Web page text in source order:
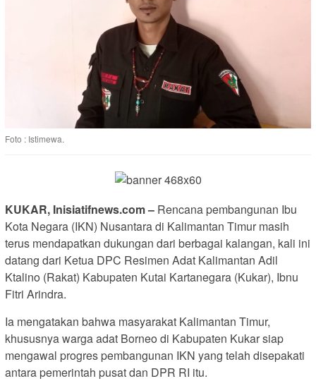
Foto : Istimewa.
KUKAR, Inisiatifnews.com – Rencana pembangunan Ibu
Kota Negara (IKN) Nusantara di Kalimantan Timur masih
terus mendapatkan dukungan dari berbagai kalangan, kali ini
datang dari Ketua DPC Resimen Adat Kalimantan Adil
Ktalino (Rakat) Kabupaten Kutai Kartanegara (Kukar), Ibnu
Fitri Arindra.
Ia mengatakan bahwa masyarakat Kalimantan Timur,
khususnya warga adat Borneo di Kabupaten Kukar siap
mengawal progres pembangunan IKN yang telah disepakati
antara pemerintah pusat dan DPR RI itu.